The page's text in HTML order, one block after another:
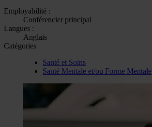
Employabilité :
Conférencier principal
Langues :
Anglais
Catégories
Santé et Soins
Santé Mentale et/ou Forme Mentale